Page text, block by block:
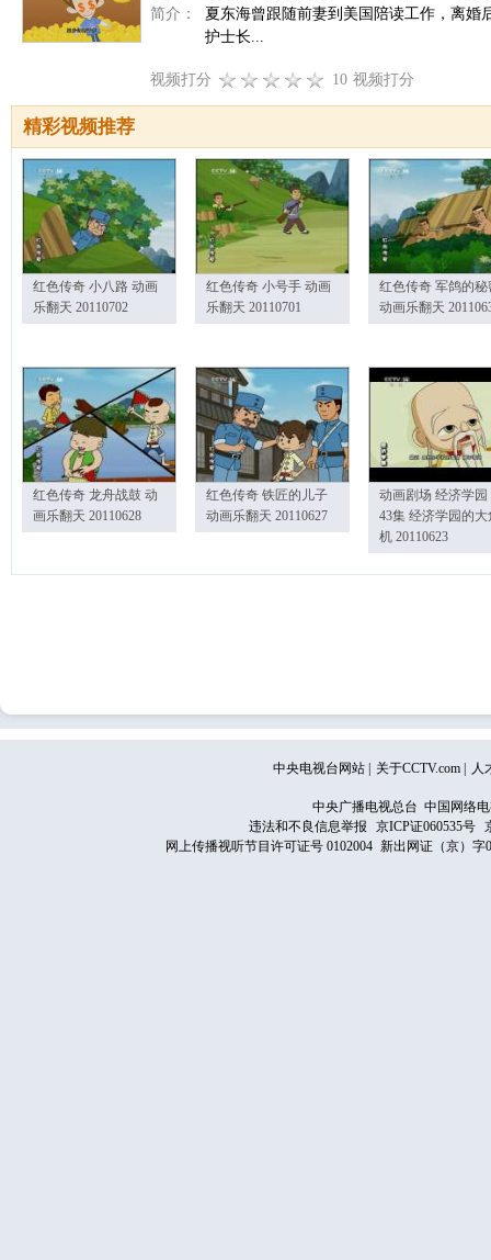
简介：
夏东海曾跟随前妻到美国陪读工作，离婚
护士长...
视频打分 10 视频打分
精彩视频推荐
红色传奇 小八路 动画
乐翻天 20110702
红色传奇 小号手 动画
乐翻天 20110701
红色传奇 军鸽的秘
动画乐翻天
红色传奇 龙舟战鼓 动
画乐翻天 20110628
红色传奇 铁匠的儿子
动画乐翻天 20110627
动画剧场 经济学园
43集 经济学园的大
机 20110623
中央电视台网站 关于CCTV.com 人
中央广播电视总台 中国网络
违法和不良信息举报
京ICP证060535号
网上传播视听节目许可证号 0102004 新出网证（京）